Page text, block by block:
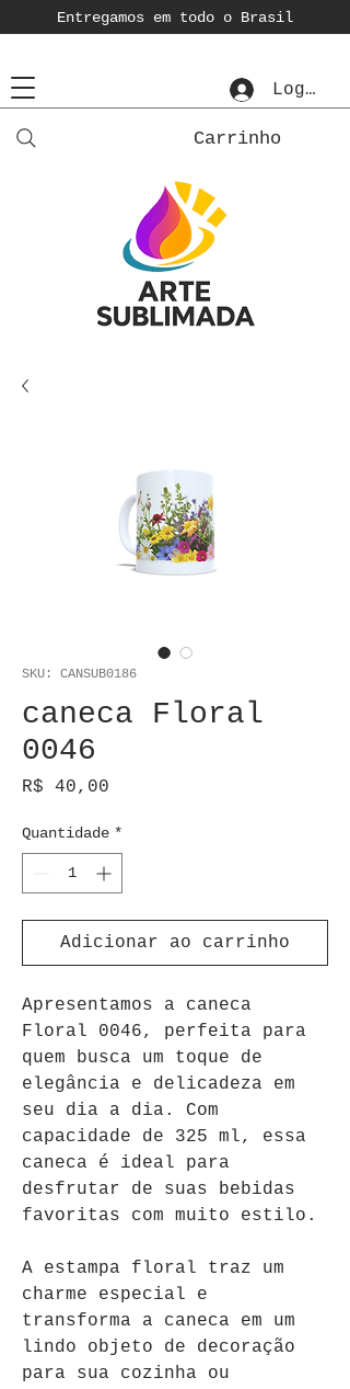
Entregamos em todo o Brasil
Login
Carrinho
SKU: CANSUB0186
caneca Floral
0046
R$ 40,00
Quantidade *
Adicionar ao carrinho
Apresentamos a caneca
Floral 0046, perfeita para
quem busca um toque de
elegância e delicadeza em
seu dia a dia. Com
capacidade de 325 ml, essa
caneca é ideal para
desfrutar de suas bebidas
favoritas com muito estilo.
A estampa floral traz um
charme especial e
transforma a caneca em um
lindo objeto de decoração
para sua cozinha ou